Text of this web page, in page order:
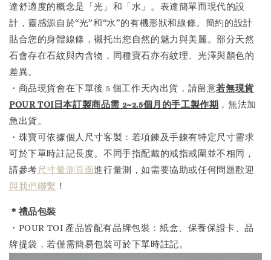
達舒適度的概念是「光」和「水」。表達簡單而現代的設
計，靈感源自於“光”和“水”的有機形狀和線條。簡約的設計
貼合您的身體線條，襯托出您自然的魅力與美麗。部分天然
石會存在石紋與內含物，同種寶石亦有紋理、光澤與顏色的
差異。
・商品現貨會在下單後 5 個工作天內出貨，請留意若無現貨
POUR TOI日本訂製商品需 2~2.5個月的手工製作期 ，無法加
急出貨。
・珠寶可依據個人尺寸客製：若項鍊及手鍊有特定尺寸需求
可於下單時註記長度。不同手指配戴的戒指戒圍並不相同，
請參考尺寸量測頁面進行量測，如需要協助或任何問題歡迎
與我們聯繫 ！
＊禮品包裝
・POUR TOI 產品皆配有品牌包裝：紙盒、保養保證卡、品
牌提袋，若僅需簡易包裝可於下單時註記。